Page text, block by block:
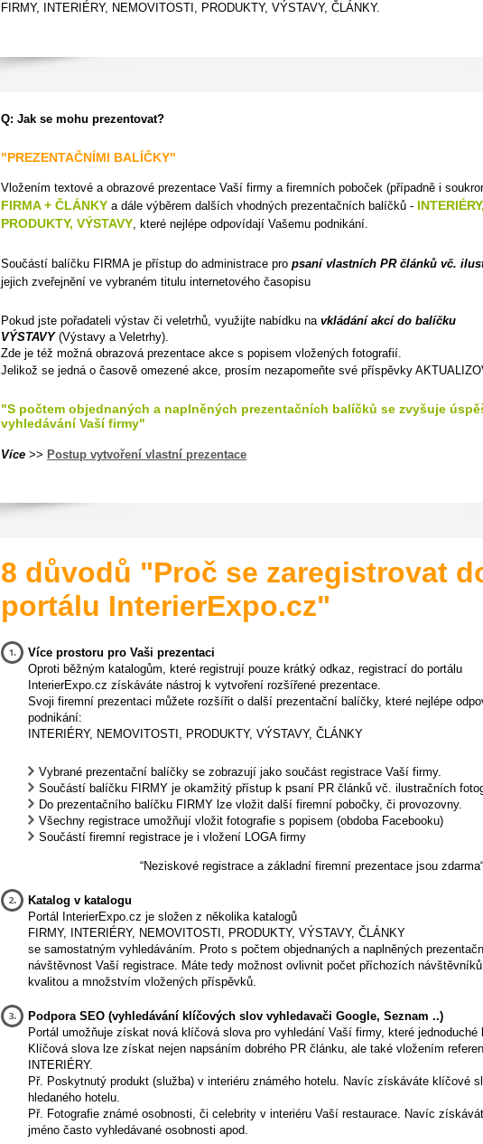
FIRMY, INTERIÉRY, NEMOVITOSTI, PRODUKTY, VÝSTAVY, ČLÁNKY.
Q: Jak se mohu prezentovat?
"PREZENTAČNÍMI BALÍČKY"
Vložením textové a obrazové prezentace Vaší firmy a firemních poboček (případně i
FIRMA + ČLÁNKY a dále výběrem dalších vhodných prezentačních balíčků -
PRODUKTY, VÝSTAVY, které nejlépe odpovídají Vašemu podnikání.
Součástí balíčku FIRMA je přístup do administrace pro psaní vlastních PR článků vč.
jejich zveřejnění ve vybraném titulu internetového časopisu
Pokud jste pořadateli výstav či veletrhů, využijte nabídku na vkládání akcí do balíčku
VÝSTAVY(Výstavy a Veletrhy).
Zde je též možná obrazová prezentace akce s popisem vložených fotografií.
Jelikož se jedná o časově omezené akce, prosím nezapomeňte své příspěvky
"S počtem objednaných a naplněných prezentačních balíčků se zvyšuje
vyhledávání Vaší firmy"
Více >> Postup vytvoření vlastní prezentace
8 důvodů "Proč se zaregistrovat
portálu InterierExpo.cz"
Více prostoru pro Vaši prezentaci
Oproti běžným katalogům, které registrují pouze krátký odkaz, registrací do portálu
InterierExpo.cz získáváte nástroj k vytvoření rozšířené prezentace.
Svoji firemní prezentaci můžete rozšířit o další prezentační balíčky, které nejlépe
podnikání:
INTERIÉRY, NEMOVITOSTI, PRODUKTY, VÝSTAVY, ČLÁNKY
Vybrané prezentační balíčky se zobrazují jako součást registrace Vaší firmy.
Součástí balíčku FIRMY je okamžitý přístup k psaní PR článků vč. ilustračních
Do prezentačního balíčku FIRMY lze vložit další firemní pobočky, či provozovny.
Všechny registrace umožňují vložit fotografie s popisem (obdoba Facebooku)
Součástí firemní registrace je i vložení LOGA firmy
“Neziskové registrace a základní firemní prezentace jsou zdarma“
Katalog v katalogu
Portál InterierExpo.cz je složen z několika katalogů
FIRMY, INTERIÉRY, NEMOVITOSTI, PRODUKTY, VÝSTAVY, ČLÁNKY
se samostatným vyhledáváním. Proto s počtem objednaných a naplněných
návštěvnost Vaší registrace. Máte tedy možnost ovlivnit počet příchozích
kvalitou a množstvím vložených příspěvků.
Podpora SEO (vyhledávání klíčových slov vyhledavači Google, Seznam ..)
Portál umožňuje získat nová klíčová slova pro vyhledání Vaší firmy, které jednoduché
Klíčová slova lze získat nejen napsáním dobrého PR článku, ale také vložením
INTERIÉRY.
Př. Poskytnutý produkt (služba) v interiéru známého hotelu. Navíc získáváte klíčové
hledaného hotelu.
Př. Fotografie známé osobnosti, či celebrity v interiéru Vaší restaurace. Navíc
jméno často vyhledávané osobnosti apod.